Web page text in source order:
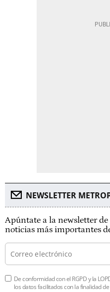
NEWSLETTER
Apúntate a la newsletter
noticias más importantes
De conformidad con el RGPD y la
los datos facilitados con la finalidad